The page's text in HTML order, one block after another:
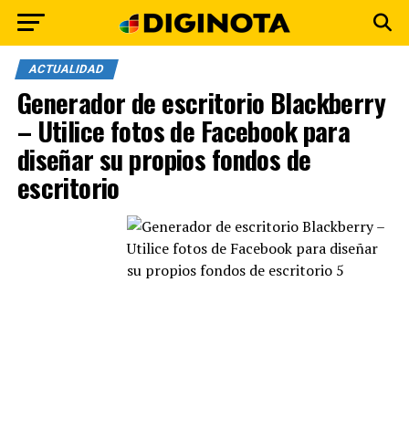
ACTUALIDAD
Generador de escritorio Blackberry
– Utilice fotos de Facebook para
diseñar su propios fondos de
escritorio